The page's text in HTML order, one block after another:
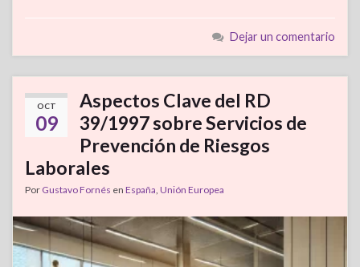
Dejar un comentario
OCT
09
Aspectos Clave del RD
39/1997 sobre Servicios de
Prevención de Riesgos
Laborales
Por Gustavo Fornés en España Unión Europea